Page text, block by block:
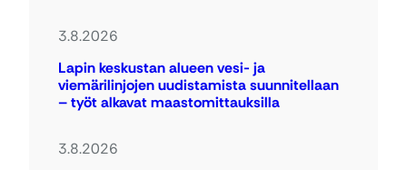
3.8.2026
Lapin keskustan alueen vesi- ja
viemärilinjojen uudistamista suunnitellaan
– työt alkavat maastomittauksilla
3.8.2026